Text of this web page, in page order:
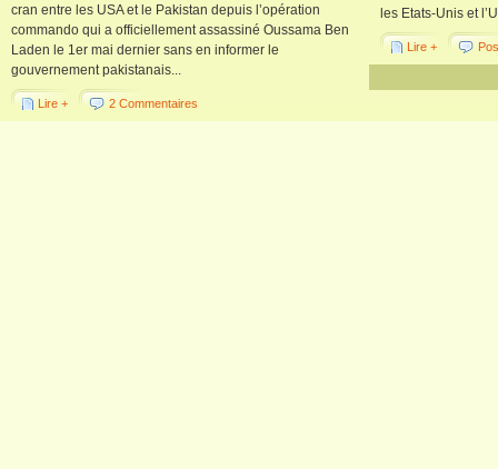
cran entre les USA et le Pakistan depuis l’opération
commando qui a officiellement assassiné Oussama Ben
Laden le 1er mai dernier sans en informer le
gouvernement pakistanais...
Lire + 2 Commentaires
les Etats-Unis et
Lire +